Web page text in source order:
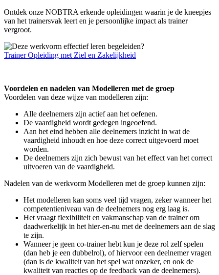
Ontdek onze NOBTRA erkende opleidingen waarin je de kneepjes
van het trainersvak leert en je persoonlijke impact als trainer
vergroot.
Trainer Opleiding met Ziel en Zakelijkheid
Voordelen en nadelen van Modelleren met de groep
Voordelen van deze wijze van modelleren zijn:
Alle deelnemers zijn actief aan het oefenen.
De vaardigheid wordt gedegen ingeoefend.
Aan het eind hebben alle deelnemers inzicht in wat de
vaardigheid inhoudt en hoe deze correct uitgevoerd moet
worden.
De deelnemers zijn zich bewust van het effect van het correct
uitvoeren van de vaardigheid.
Nadelen van de werkvorm Modelleren met de groep kunnen zijn:
Het modelleren kan soms veel tijd vragen, zeker wanneer het
competentieniveau van de deelnemers nog erg laag is.
Het vraagt flexibiliteit en vakmanschap van de trainer om
daadwerkelijk in het hier-en-nu met de deelnemers aan de slag
te zijn.
Wanneer je geen co-trainer hebt kun je deze rol zelf spelen
(dan heb je een dubbelrol), of hiervoor een deelnemer vragen
(dan is de kwaliteit van het spel wat onzeker, en ook de
kwaliteit van reacties op de feedback van de deelnemers).